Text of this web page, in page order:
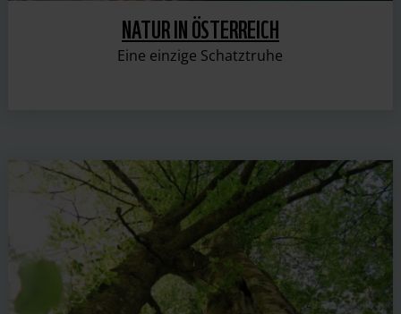
NATUR IN ÖSTERREICH
Eine einzige Schatztruhe